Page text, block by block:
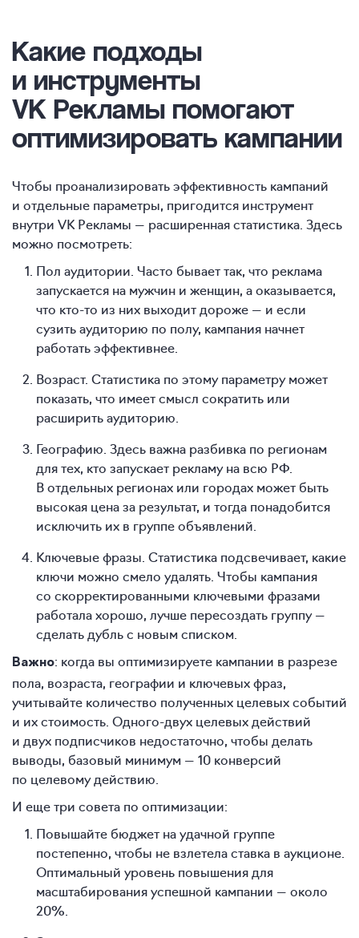
Какие подходы
и инструменты
VK Рекламы помогают
оптимизировать кампании
Чтобы проанализировать эффективность кампаний
и отдельные параметры, пригодится инструмент
внутри VK Рекламы — расширенная статистика. Здесь
можно посмотреть:
Пол аудитории. Часто бывает так, что реклама
запускается на мужчин и женщин, а оказывается,
что кто-то из них выходит дороже — и если
сузить аудиторию по полу, кампания начнет
работать эффективнее.
Возраст. Статистика по этому параметру может
показать, что имеет смысл сократить или
расширить аудиторию.
Географию. Здесь важна разбивка по регионам
для тех, кто запускает рекламу на всю РФ.
В отдельных регионах или городах может быть
высокая цена за результат, и тогда понадобится
исключить их в группе объявлений.
Ключевые фразы. Статистика подсвечивает, какие
ключи можно смело удалять. Чтобы кампания
со скорректированными ключевыми фразами
работала хорошо, лучше пересоздать группу —
сделать дубль с новым списком.
Важно: когда вы оптимизируете кампании в разрезе
пола, возраста, географии и ключевых фраз,
учитывайте количество полученных целевых событий
и их стоимость. Одного-двух целевых действий
и двух подписчиков недостаточно, чтобы делать
выводы, базовый минимум — 10 конверсий
по целевому действию.
И еще три совета по оптимизации:
Повышайте бюджет на удачной группе
постепенно, чтобы не взлетела ставка в аукционе.
Оптимальный уровень повышения для
масштабирования успешной кампании — около
20%.